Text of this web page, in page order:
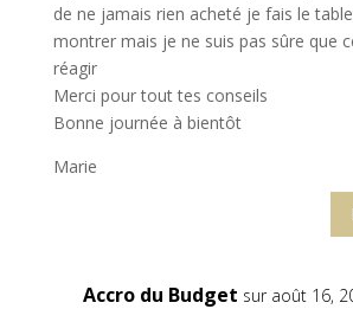
de ne jamais rien acheté je fais le
montrer mais je ne suis pas sûre que
réagir
Merci pour tout tes conseils
Bonne journée à bientôt
Marie
Accro du Budget sur août 16,